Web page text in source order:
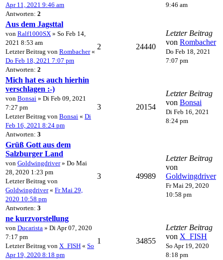
Apr 11, 2021 9:46 am
Antworten: 2
9:46 am
Aus dem Jagsttal
von Ralf1000SX » So Feb 14,
2021 8:53 am
Letzter Beitrag von Rombacher«
Do Feb 18, 2021 7:07 pm
Antworten: 2
2 24440
Letzter Beitrag
von Rombacher
Do Feb 18, 2021
7:07 pm
Mich hat es auch hierhin
verschlagen :-)
von Bonsai » Di Feb 09, 2021
7:27 pm
Letzter Beitrag von Bonsai « Di
Feb 16, 2021 8:24 pm
Antworten: 3
3 20154
Letzter Beitrag
von Bonsai
Di Feb 16, 2021
8:24 pm
Grüß Gott aus dem
Salzburger Land
von Goldwingdriver» Do Mai
28, 2020 1:23 pm
Letzter Beitrag von
Goldwingdriver« Fr Mai 29,
2020 10:58 pm
Antworten: 3
3 49989
Letzter Beitrag
von
Goldwingdriver
Fr Mai 29, 2020
10:58 pm
ne kurzvorstellung
von Ducarista » Di Apr 07, 2020
7:17 pm
Letzter Beitrag von X_FISH « So
Apr 19, 2020 8:18 pm
1 34855
Letzter Beitrag
von X_FISH
So Apr 19, 2020
8:18 pm